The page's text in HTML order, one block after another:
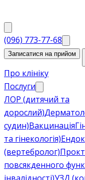
(096) 773-77-68
Записатися на прийом
Про клініку
Послуги
ЛОР (дитячий та
дорослий)
судин)Вакцинація
та гінекологія)
(вертебролог)
повсякденного